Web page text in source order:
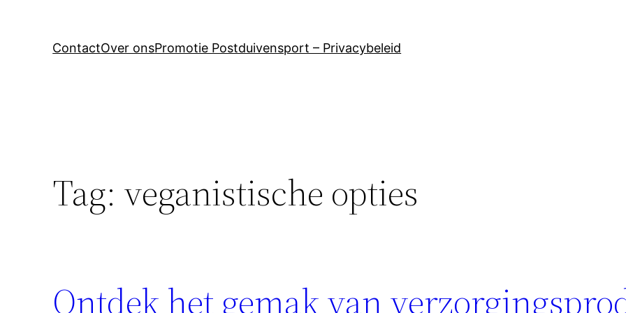
ContactOver onsPromotie Postduivensport – Privacybeleid
Tag: veganistische opties
Ontdek het gemak van